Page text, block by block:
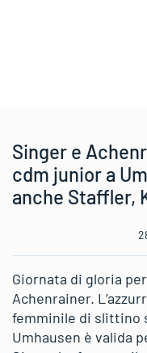
Singer e
cdm junior a
anche Staffler,
Giornata di gloria
Achenrainer.
femminile di slittino
Umhausen è valida